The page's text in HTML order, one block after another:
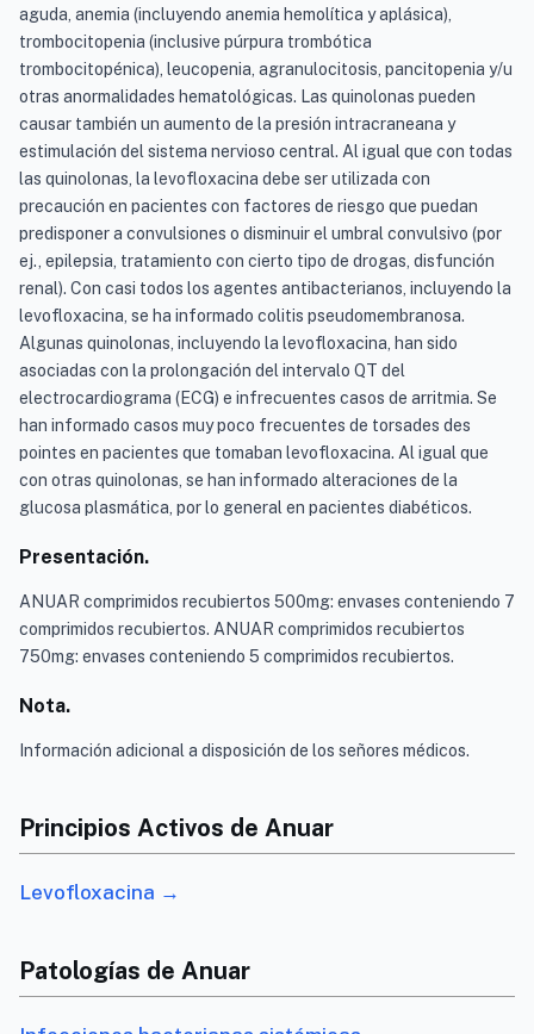
aguda, anemia (incluyendo anemia hemolítica y aplásica),
trombocitopenia (inclusive púrpura trombótica
trombocitopénica), leucopenia, agranulocitosis, pancitopenia y/u
otras anormalidades hematológicas. Las quinolonas pueden
causar también un aumento de la presión intracraneana y
estimulación del sistema nervioso central. Al igual que con todas
las quinolonas, la levofloxacina debe ser utilizada con
precaución en pacientes con factores de riesgo que puedan
predisponer a convulsiones o disminuir el umbral convulsivo (por
ej., epilepsia, tratamiento con cierto tipo de drogas, disfunción
renal). Con casi todos los agentes antibacterianos, incluyendo la
levofloxacina, se ha informado colitis pseudomembranosa.
Algunas quinolonas, incluyendo la levofloxacina, han sido
asociadas con la prolongación del intervalo QT del
electrocardiograma (ECG) e infrecuentes casos de arritmia. Se
han informado casos muy poco frecuentes de torsades des
pointes en pacientes que tomaban levofloxacina. Al igual que
con otras quinolonas, se han informado alteraciones de la
glucosa plasmática, por lo general en pacientes diabéticos.
Presentación.
ANUAR comprimidos recubiertos 500mg: envases conteniendo 7
comprimidos recubiertos. ANUAR comprimidos recubiertos
750mg: envases conteniendo 5 comprimidos recubiertos.
Nota.
Información adicional a disposición de los señores médicos.
Principios Activos de Anuar
Levofloxacina →
Patologías de Anuar